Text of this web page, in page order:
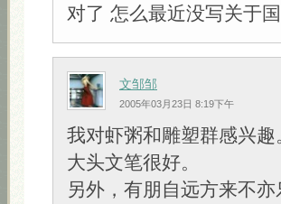
对了 怎么最近没写关于
文邹邹
2005年03月23日 8:19下午
我对虾粥和雕塑群感兴趣
大头文笔很好。
另外，有朋自远方来不